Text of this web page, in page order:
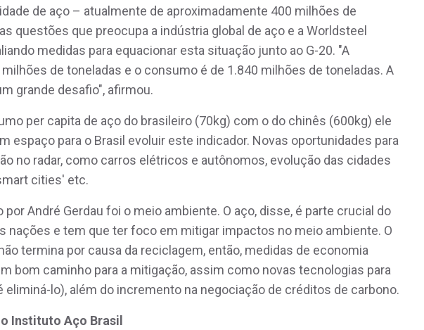
de aço – atualmente de aproximadamente 400 milhões de
questões que preocupa a indústria global de aço e a Worldsteel
medidas para equacionar esta situação junto ao G-20. "A
de toneladas e o consumo é de 1.840 milhões de toneladas. A
grande desafio", afirmou.
per capita de aço do brasileiro (70kg) com o do chinês (600kg) ele
espaço para o Brasil evoluir este indicador. Novas oportunidades para
no radar, como carros elétricos e autônomos, evolução das cidades
cities' etc.
por André Gerdau foi o meio ambiente. O aço, disse, é parte crucial do
nações e tem que ter foco em mitigar impactos no meio ambiente. O
termina por causa da reciclagem, então, medidas de economia
bom caminho para a mitigação, assim como novas tecnologias para
eliminá-lo), além do incremento na negociação de créditos de carbono.
Instituto Aço Brasil